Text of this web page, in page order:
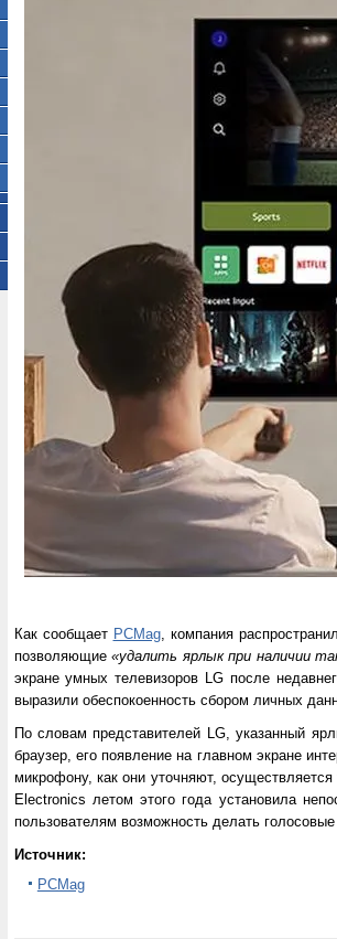
Как сообщает PCMag, компания
позволяющие «удалить ярлык при наличии
экране умных телевизоров LG после
выразили обеспокоенность сбором личных
По словам представителей LG, указанный
браузер, его появление на главном экране
микрофону, как они уточняют,
Electronics летом этого года установила
пользователям возможность делать
Источник:
PCMag